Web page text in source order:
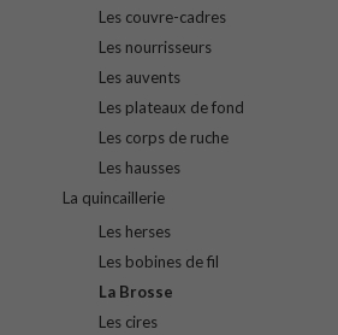
Les couvre-cadres
Les nourrisseurs
Les auvents
Les plateaux de fond
Les corps de ruche
Les hausses
La quincaillerie
Les herses
Les bobines de fil
La Brosse
Les cires